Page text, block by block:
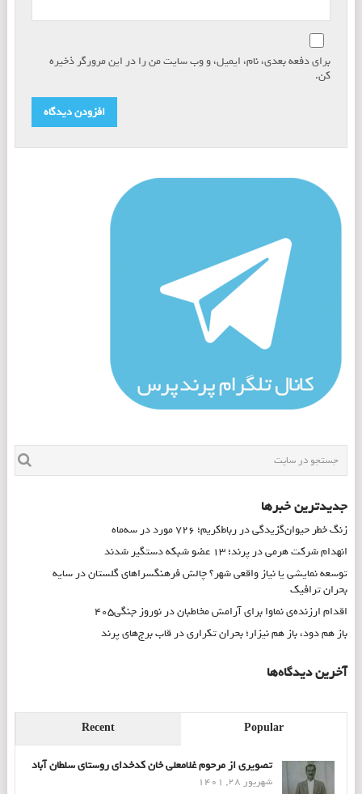
برای دفعه بعدی، نام، ایمیل، و وب سایت من را در این مرورگر ذخیره
کن.
جدیدترین خبرها
زنگ خطر حیوان‌گزیدگی در رباط‌کریم؛ ۷۲۶ مورد در سه‌ماه
انهدام شرکت هرمی در پرند؛ ۱۳ عضو شبکه دستگیر شدند
توسعه نمایشی یا نیاز واقعی شهر؟ چالش فرهنگسراهای گلستان در سایه
بحران ترافیک
اقدام ارزنده‌ی نماوا برای آرامش مخاطبان در نوروز جنگی۴۰۵
باز هم دود، باز هم نیزار؛ بحران تکراری در قاب برج‌های پرند
آخرین دیدگاه‌ها
Popular
Recent
تصویری از مرحوم غلامعلی خان کدخدای روستای سلطان آباد
شهریور 28, 1401